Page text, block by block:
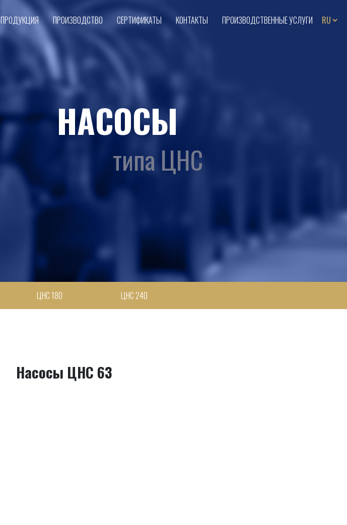
ПРОДУКЦИЯ ПРОИЗВОДСТВО СЕРТИФИКАТЫ КОНТАКТЫ ПРОИЗВОДСТВЕННЫЕ УСЛУГИ
НАСОСЫ
типа ЦНС
ЦНС 180 ЦНС 240
Насосы ЦНС 63